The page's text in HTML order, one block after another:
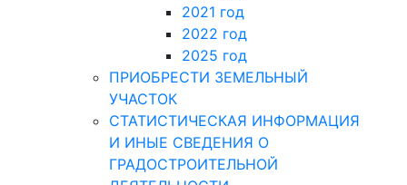
2021 год
2022 год
2025 год
ПРИОБРЕСТИ ЗЕМЕЛЬНЫЙ
УЧАСТОК
СТАТИСТИЧЕСКАЯ ИНФОРМАЦИЯ
И ИНЫЕ СВЕДЕНИЯ О
ГРАДОСТРОИТЕЛЬНОЙ